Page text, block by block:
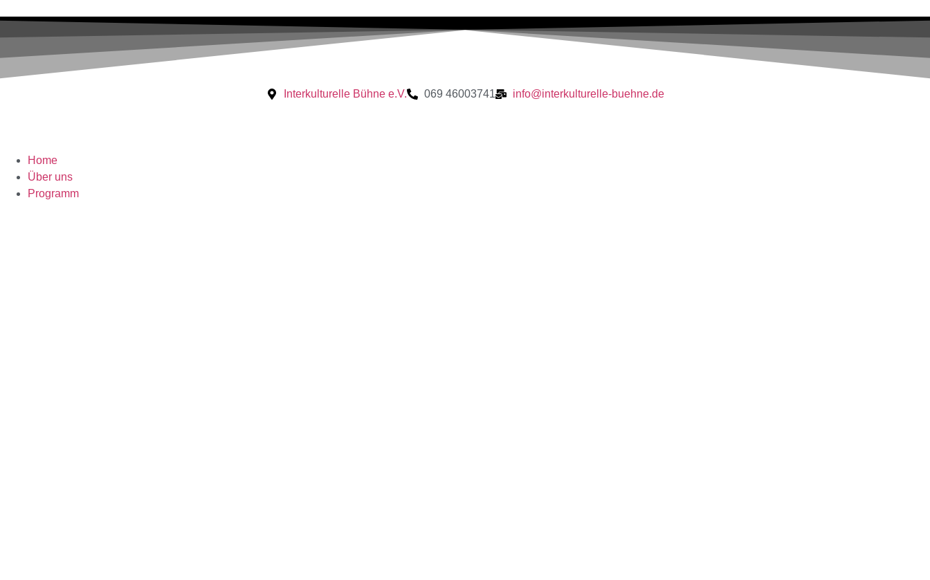
Interkulturelle Bühne e.V. 069 46003741 info@interkulturelle-buehne.de
Home
Über uns
Programm